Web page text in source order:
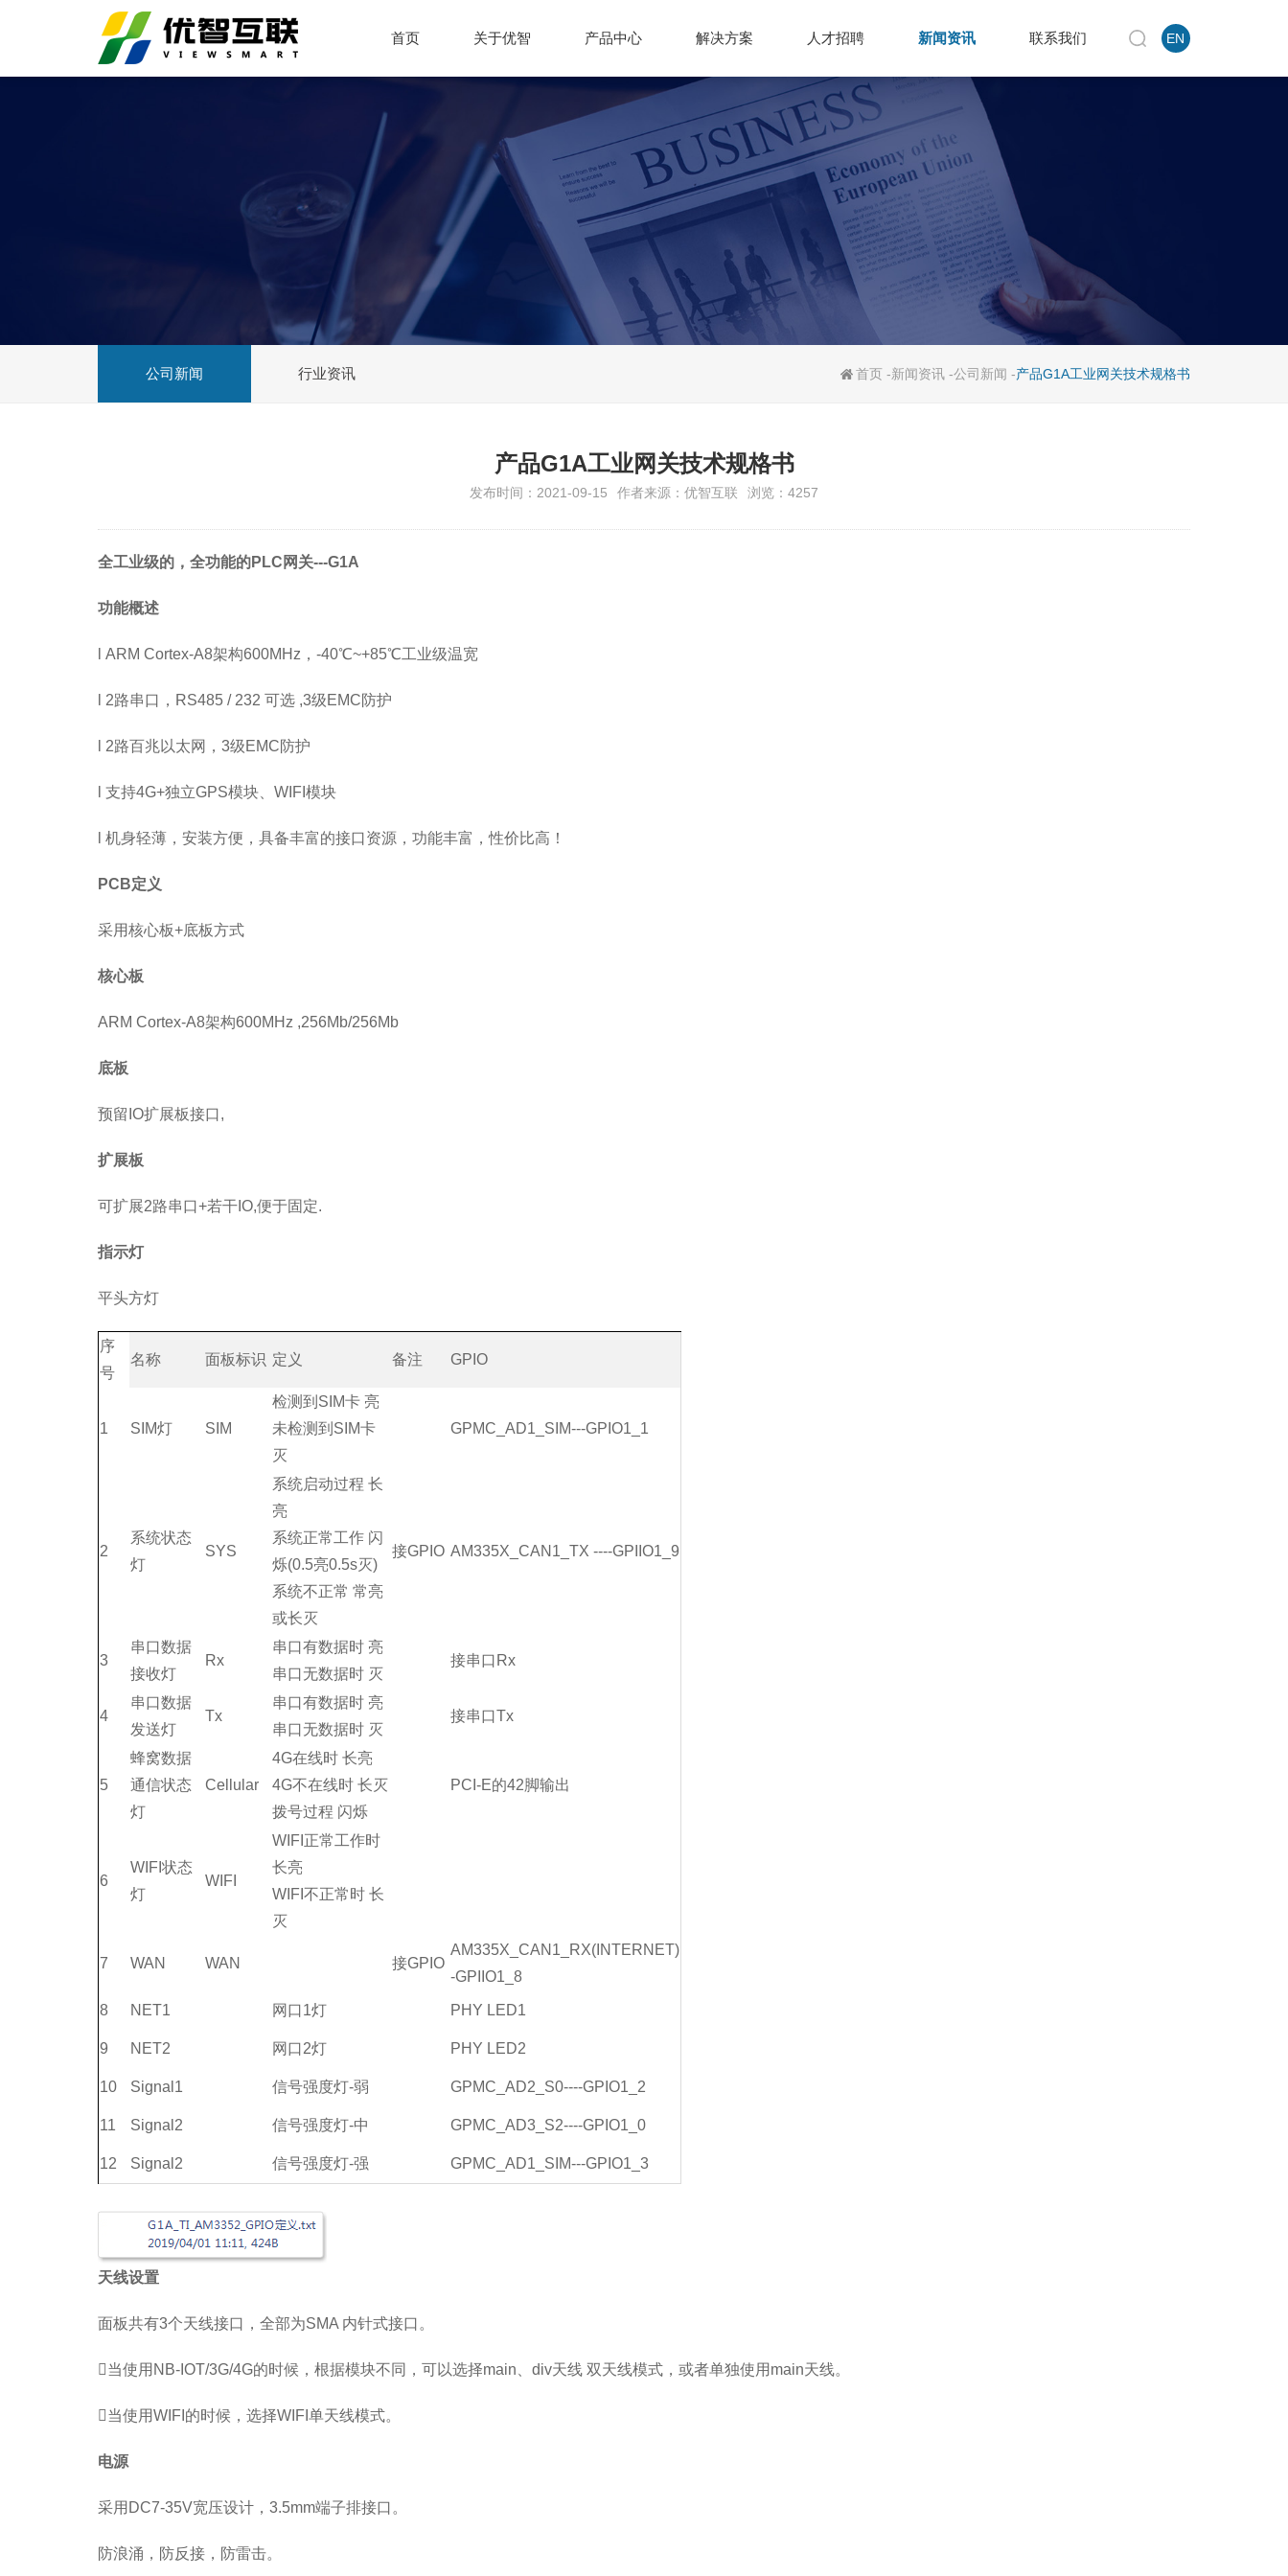
首页 关于优智 产品中心 解决方案 人才招聘 新闻资讯 联系我们 EN
首页 -新闻资讯 -公司新闻 -产品G1A工业网关技术规格书
公司新闻 行业资讯
产品G1A工业网关技术规格书
发布时间：2021-09-15 作者来源：优智互联 浏览：4257
全工业级的，全功能的PLC网关---G1A
功能概述
l ARM Cortex-A8架构600MHz，-40℃~+85℃工业级温宽
l 2路串口，RS485 / 232 可选 ,3级EMC防护
l 2路百兆以太网，3级EMC防护
l 支持4G+独立GPS模块、WIFI模块
l 机身轻薄，安装方便，具备丰富的接口资源，功能丰富，性价比高！
PCB定义
采用核心板+底板方式
核心板
ARM Cortex-A8架构600MHz ,256Mb/256Mb
底板
预留IO扩展板接口,
扩展板
可扩展2路串口+若干IO,便于固定.
指示灯
平头方灯
序
号
名称 面板标识 定义 备注 GPIO
1 SIM灯 SIM
检测到SIM卡 亮
未检测到SIM卡
灭
GPMC_AD1_SIM---GPIO1_1
2
系统状态
灯
SYS
系统启动过程 长
亮
系统正常工作 闪
烁(0.5亮0.5s灭)
系统不正常 常亮
或长灭
接GPIO AM335X_CAN1_TX ----GPIIO1_9
3
串口数据
接收灯
Rx
串口有数据时 亮
串口无数据时 灭
接串口Rx
4
串口数据
发送灯
Tx
串口有数据时 亮
串口无数据时 灭
接串口Tx
5
蜂窝数据
通信状态
灯
Cellular
4G在线时 长亮
4G不在线时 长灭
拨号过程 闪烁
PCI-E的42脚输出
6
WIFI状态
灯
WIFI
WIFI正常工作时
长亮
WIFI不正常时 长
灭
7 WAN WAN 接GPIO
AM335X_CAN1_RX(INTERNET)
-GPIIO1_8
8 NET1 网口1灯 PHY LED1
9 NET2 网口2灯 PHY LED2
10 Signal1 信号强度灯-弱 GPMC_AD2_S0----GPIO1_2
11 Signal2 信号强度灯-中 GPMC_AD3_S2----GPIO1_0
12 Signal2 信号强度灯-强 GPMC_AD1_SIM---GPIO1_3
天线设置
面板共有3个天线接口，全部为SMA 内针式接口。
当使用NB-IOT/3G/4G的时候，根据模块不同，可以选择main、div天线 双天线模式，或者单独使用main天线。
当使用WIFI的时候，选择WIFI单天线模式。
电源
采用DC7-35V宽压设计，3.5mm端子排接口。
防浪涌，防反接，防雷击。